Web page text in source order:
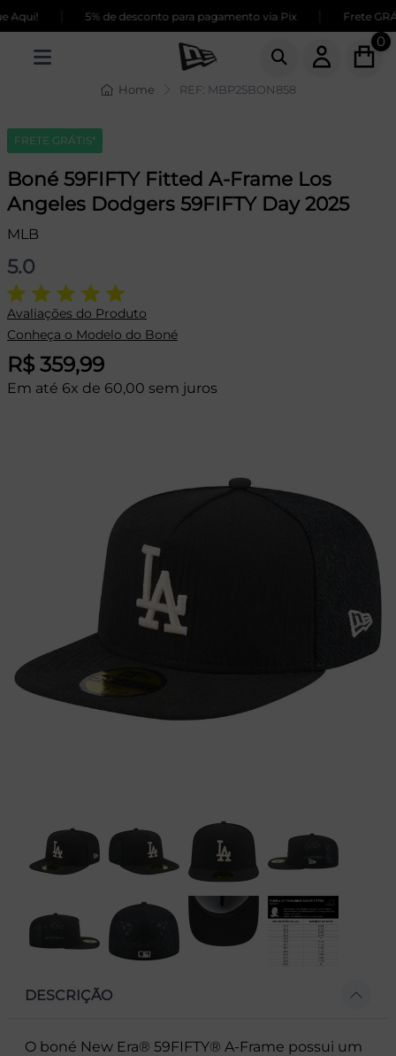
5% de desconto para pagamento via Pix Frete
0
Home REF: MBP25BON858
FRETE GRÁTIS*
Boné 59FIFTY Fitted A-Frame Los
Angeles Dodgers 59FIFTY Day 2025
MLB
5.0
Avaliações do Produto
Conheça o Modelo do Boné
R$ 359,99
Em até 6x de 60,00 sem juros
DESCRIÇÃO
O boné New Era® 59FIFTY® A-Frame possui um